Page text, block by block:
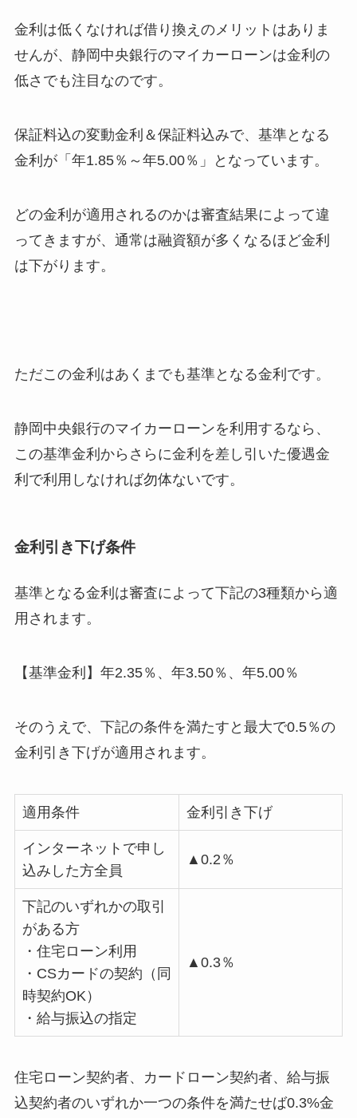
金利は低くなければ借り換えのメリットはありま
せんが、静岡中央銀行のマイカーローンは金利の
低さでも注目なのです。
保証料込の変動金利＆保証料込みで、基準となる
金利が「年1.85％～年5.00％」となっています。
どの金利が適用されるのかは審査結果によって違
ってきますが、通常は融資額が多くなるほど金利
は下がります。
ただこの金利はあくまでも基準となる金利です。
静岡中央銀行のマイカーローンを利用するなら、
この基準金利からさらに金利を差し引いた優遇金
利で利用しなければ勿体ないです。
金利引き下げ条件
基準となる金利は審査によって下記の3種類から適
用されます。
【基準金利】年2.35％、年3.50％、年5.00％
そのうえで、下記の条件を満たすと最大で0.5％の
金利引き下げが適用されます。
適用条件 金利引き下げ
インターネットで申し
込みした方全員
▲0.2％
下記のいずれかの取引
がある方
・住宅ローン利用
・CSカードの契約（同
時契約OK）
・給与振込の指定
▲0.3％
住宅ローン契約者、カードローン契約者、給与振
込契約者のいずれか一つの条件を満たせば0.3%金